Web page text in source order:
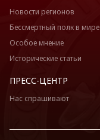
Новости регионов
Бессмертный полк в мире
Особое мнение
Исторические статьи
ПРЕСС-ЦЕНТР
Нас спрашивают